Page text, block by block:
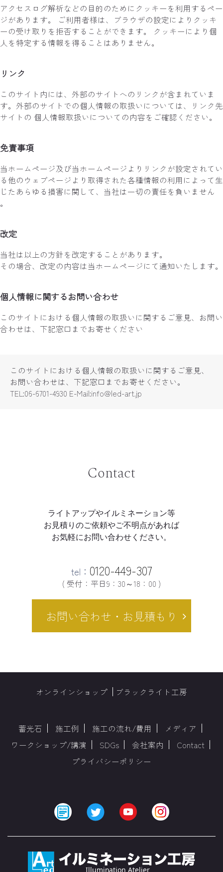
アクセスログ解析などの目的のためにクッキーを利用するペー
ジがあります。 ご利用者様は、ブラウザの設定によりクッキ
ーの受け取りを拒否することができます。 クッキーにより個
人を特定する情報を得ることはありません。
リンク
このサイト内には、外部のサイトへのリンクが含まれていま
す。外部のサイトでの個人情報の取扱いについては、リンク先
サイトの 個人情報取扱いについての内容をご確認ください。
免責事項
当ホームページ及び当ホームページよりリンクが設定されてい
る他のウェブページより取得された各種情報の利用によって生
じたあらゆる損害に関して、当社は一切の責任を負いません
。
改定
当社は以上の方針を改定することがあります。
その場合、改定の内容は当ホームページにて通知いたします。
個人情報に関するお問い合わせ
このサイトにおける個人情報の取扱いに関するご意見、お問い
合わせは、下記窓口までお寄せください
このサイトにおける個人情報の取扱いに関するご意見、
お問い合わせは、下記窓口までお寄せください。
TEL:06-6701-4930 E-Mail:info@led-art.jp
Contact
ライトアップやイルミネーション等
お見積りのご依頼やご不明点があれば
お気軽にお問い合わせください。
tel： 0120-449-307
( 受付：平日9：30～18：00 )
お問い合わせ・お見積もり
オンラインショップ ブラックライト工房
蓄光石 施工例 施工の流れ/費用
メディア
ワークショップ/講演
SDGs 会社案内
Contact
プライバシーポリシー